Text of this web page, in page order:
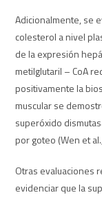
Adicionalmente, se
colesterol a nivel
de la expresión
metilglutaril – CoA
positivamente la
muscular se
superóxido
por goteo (Wen et
Otras evaluaciones
evidenciar que la